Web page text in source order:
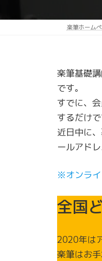
楽筆ホーム
楽筆基礎
です。
すでに、
するだけで
近日中に
ールアド
※オンライ
全国
2020年は
楽筆はお